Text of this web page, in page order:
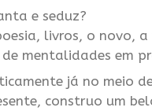
e seduz?
livros, o novo,
mentalidades em
já no meio
construo um